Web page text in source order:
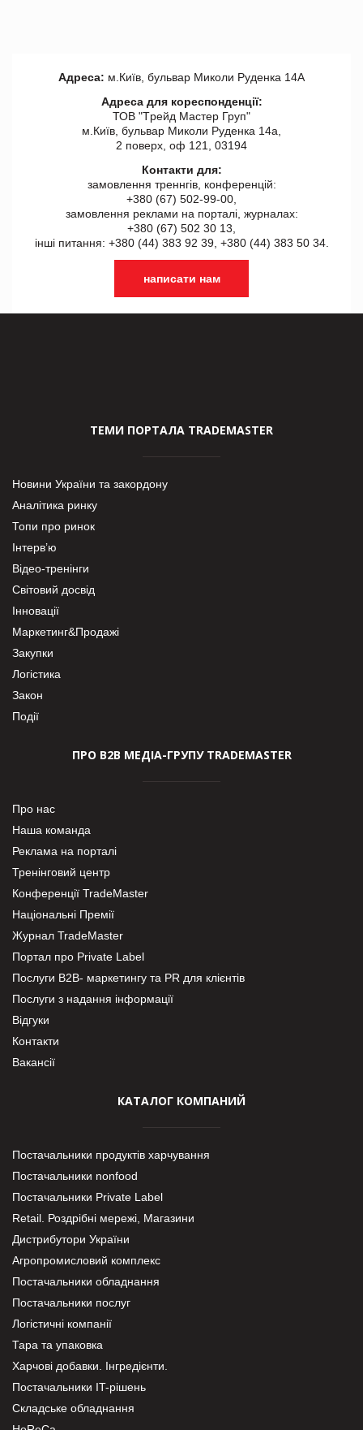
Адреса: м.Київ, бульвар Миколи Руденка 14А
Адреса для кореспонденції:
ТОВ "Tрейд Мастер Груп"
м.Київ, бульвар Миколи Руденка 14а,
2 поверх, оф 121, 03194
Контакти для:
замовлення треннгів, конференцій:
+380 (67) 502-99-00,
замовлення реклами на порталі, журналах:
+380 (67) 502 30 13,
інші питання: +380 (44) 383 92 39, +380 (44) 383 50 34.
написати нам
ТЕМИ ПОРТАЛА TRADEMASTER
Новини України та закордону
Аналітика ринку
Топи про ринок
Інтерв’ю
Відео-тренінги
Світовий досвід
Інновації
Маркетинг&Продажі
Закупки
Логістика
Закон
Події
ПРО В2В МЕДІА-ГРУПУ TRADEMASTER
Про нас
Наша команда
Реклама на порталі
Тренінговий центр
Конференції TradeMaster
Національні Премії
Журнал TradeMaster
Портал про Private Label
Послуги В2В- маркетингу та PR для клієнтів
Послуги з надання інформації
Відгуки
Контакти
Вакансії
КАТАЛОГ КОМПАНИЙ
Постачальники продуктів харчування
Постачальники nonfood
Постачальники Private Label
Retail. Роздрібні мережі, Магазини
Дистрибутори України
Агропромисловий комплекс
Постачальники обладнання
Постачальники послуг
Логістичні компанії
Тара та упаковка
Харчові добавки. Інгредієнти.
Постачальники IT-рішень
Складське обладнання